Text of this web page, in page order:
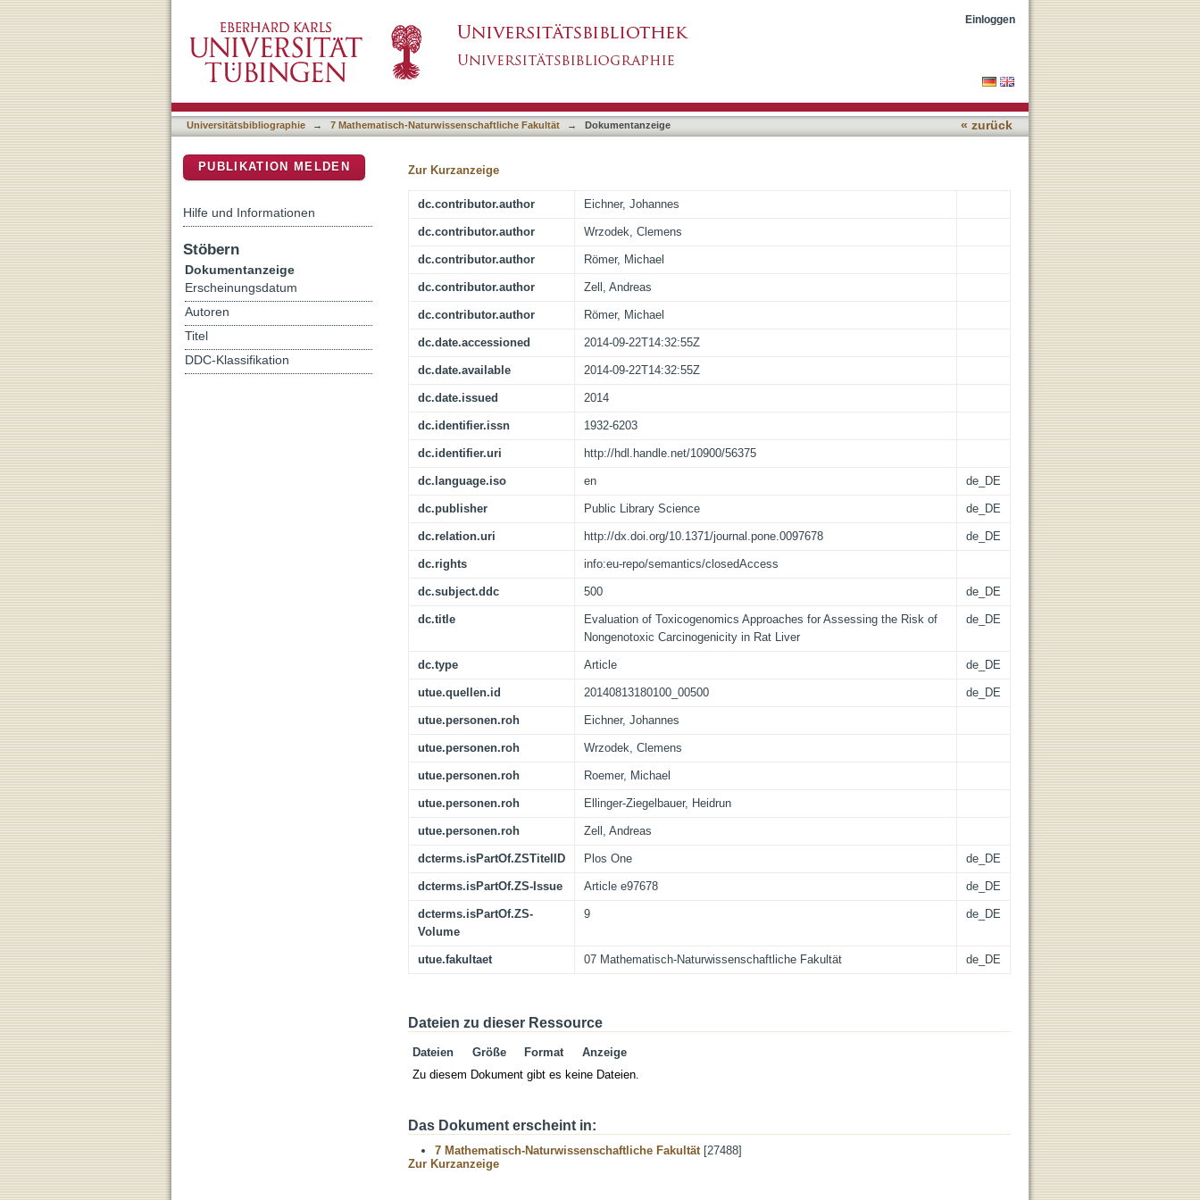
Evaluation of Toxicogenomics Approaches for Assessing the Risk of Nongenotoxic Carcinogenicity
in Rat Liver
Einloggen
Universitätsbibliographie → 7 Mathematisch-Naturwissenschaftliche Fakultät → Dokumentanzeige « zurück
Zur Kurzanzeige
dc.contributor.author Eichner, Johannes
dc.contributor.author Wrzodek, Clemens
dc.contributor.author Römer, Michael
dc.contributor.author Zell, Andreas
dc.contributor.author Römer, Michael
dc.date.accessioned 2014-09-22T14:32:55Z
dc.date.available 2014-09-22T14:32:55Z
dc.date.issued 2014
dc.identifier.issn 1932-6203
dc.identifier.uri http://hdl.handle.net/10900/56375
dc.language.iso en de_DE
dc.publisher Public Library Science de_DE
dc.relation.uri http://dx.doi.org/10.1371/journal.pone.0097678 de_DE
dc.rights info:eu-repo/semantics/closedAccess
dc.subject.ddc 500 de_DE
dc.title
Evaluation of Toxicogenomics Approaches for Assessing the Risk of
Nongenotoxic Carcinogenicity in Rat Liver
de_DE
dc.type Article de_DE
utue.quellen.id 20140813180100_00500 de_DE
utue.personen.roh Eichner, Johannes
utue.personen.roh Wrzodek, Clemens
utue.personen.roh Roemer, Michael
utue.personen.roh Ellinger-Ziegelbauer, Heidrun
utue.personen.roh Zell, Andreas
dcterms.isPartOf.ZSTitelID Plos One de_DE
dcterms.isPartOf.ZS-Issue Article e97678 de_DE
dcterms.isPartOf.ZS-
Volume
9 de_DE
utue.fakultaet 07 Mathematisch-Naturwissenschaftliche Fakultät de_DE
Dateien zu dieser Ressource
Dateien Größe Format
Anzeige
Zu diesem Dokument gibt es keine Dateien.
Das Dokument erscheint in:
7 Mathematisch-Naturwissenschaftliche Fakultät[27488]
Zur Kurzanzeige
PUBLIKATION MELDEN
Hilfe und Informationen
Stöbern
Dokumentanzeige
Erscheinungsdatum
Autoren
Titel
DDC-Klassifikation